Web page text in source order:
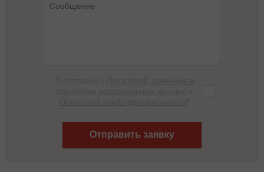
Отправить заявку